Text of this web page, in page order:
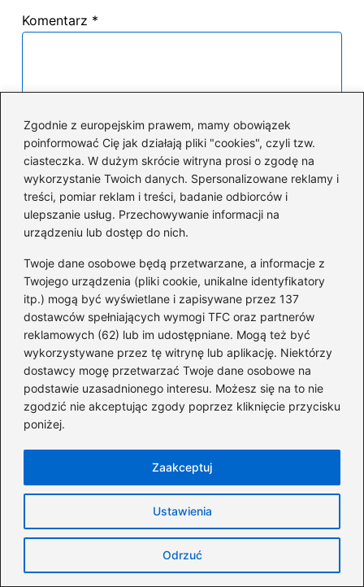
Zgodnie z europejskim prawem, mamy obowiązek
poinformować Cię jak działają pliki "cookies", czyli tzw.
ciasteczka. W dużym skrócie witryna prosi o zgodę na
wykorzystanie Twoich danych. Spersonalizowane reklamy i
treści, pomiar reklam i treści, badanie odbiorców i
ulepszanie usług. Przechowywanie informacji na
urządzeniu lub dostęp do nich.
Twoje dane osobowe będą przetwarzane, a informacje z
Twojego urządzenia (pliki cookie, unikalne identyfikatory
itp.) mogą być wyświetlane i zapisywane przez 137
dostawców spełniających wymogi TFC oraz partnerów
reklamowych (62) lub im udostępniane. Mogą też być
wykorzystywane przez tę witrynę lub aplikację. Niektórzy
dostawcy mogę przetwarzać Twoje dane osobowe na
podstawie uzasadnionego interesu. Możesz się na to nie
zgodzić nie akceptując zgody poprzez kliknięcie przycisku
poniżej.
Ustawienia
Odrzuć
Zaakceptuj
Komentarz *
Nazwa*
Adres email*
Witryna internetowa
Zapamiętaj moje dane w tej przeglądarce
podczas pisania kolejnych komentarzy.
Poczytaj więcej